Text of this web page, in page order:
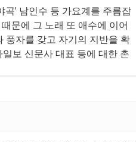
' 남인수 등 가요계를 주름잡
문에 그 노래 또 애수에 이어
자를 갖고 자기의 지반을 확
보 신문사 대표 등에 대한 촌